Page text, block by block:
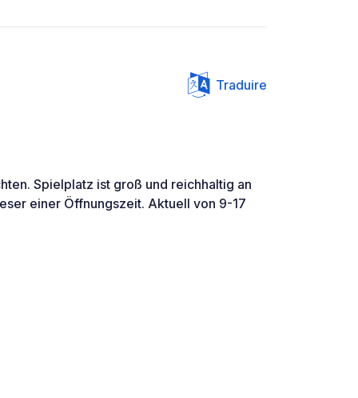
Traduire
Spielplatz ist groß und reichhaltig an
einer Öffnungszeit. Aktuell von 9-17